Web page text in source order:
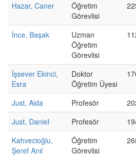
Hazar, Caner
Öğretim
Görevlisi
İnce, Başak
Uzman
Öğretim
Görevlisi
İşsever Ekinci,
Esra
Doktor
Öğretim Üyesi
Just, Aida Profesör
Just, Daniel
Profesör
Kahvecioğlu,
Şeref Anıl
Öğretim
Görevlisi